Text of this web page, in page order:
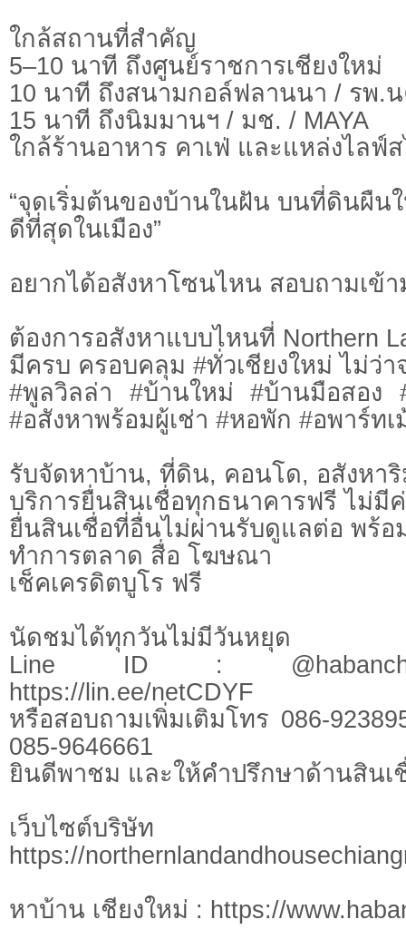
ใกล้สถานที่สำคัญ
5–10 นาที ถึงศูนย์ราชการเชียงใหม่
10 นาที ถึงสนามกอล์ฟลานนา / รพ.
15 นาที ถึงนิมมานฯ / มช. / MAYA
ใกล้ร้านอาหาร คาเฟ่ และแหล่งไลฟ์
“จุดเริ่มต้นของบ้านในฝัน บนที่ดินผืน
ดีที่สุดในเมือง”
อยากได้อสังหาโซนไหน สอบถามเข้า
ต้องการอสังหาแบบไหนที่ Northern
มีครบ ครอบคลุม #ทั่วเชียงใหม่ ไม่ว่า
#พูลวิลล่า #บ้านใหม่ #บ้านมือสอง
#อสังหาพร้อมผู้เช่า #หอพัก #อพาร์ท
รับจัดหาบ้าน, ที่ดิน, คอนโด, อสังหา
บริการยื่นสินเชื่อทุกธนาคารฟรี ไม่มี
ยื่นสินเชื่อที่อื่นไม่ผ่านรับดูแลต่อ พร้อ
ทำการตลาด สื่อ โฆษณา
เช็คเครดิตบูโร ฟรี
นัดชมได้ทุกวันไม่มีวันหยุด
Line ID :
https://lin.ee/netCDYF
หรือสอบถามเพิ่มเติมโทร 086-
085-9646661
ยินดีพาชม และให้คำปรึกษาด้านสินเ
เว็บไซต์บ
https://
หาบ้าน เชียงใหม่ : https://